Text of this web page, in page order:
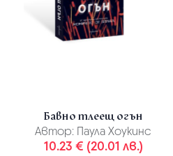
Бавно тлеещ огън
Автор: Паула Хоукинс
10.23 € (20.01 лв.)